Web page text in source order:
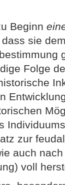
Beginn
sie
Folge
zur
auch
voll